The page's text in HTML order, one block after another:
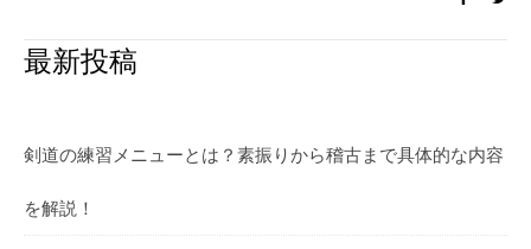
最新投稿
剣道の練習メニューとは？素振りから稽古まで具体的な内容
を解説！